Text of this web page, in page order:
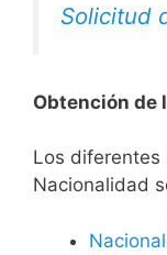
Solicitud
Obtención de
​​​Los diferentes
Nacionalidad